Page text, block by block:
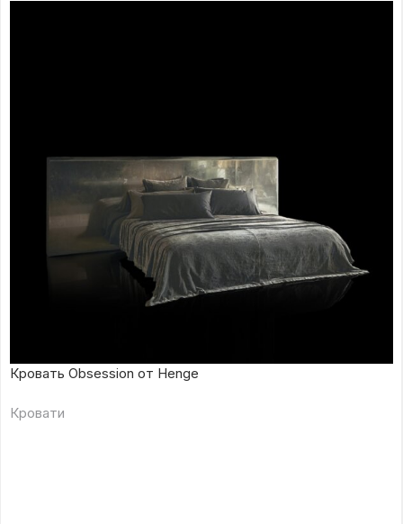
Кровать Obsession от Henge
Кровати